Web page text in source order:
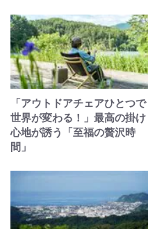
「アウトドアチェアひとつで
世界が変わる！」最高の掛け
心地が誘う「至福の贅沢時
間」